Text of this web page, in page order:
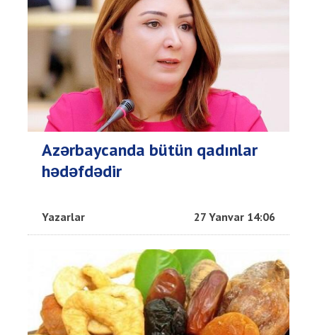
Azərbaycanda bütün qadınlar
hədəfdədir
Yazarlar 27 Yanvar 14:06